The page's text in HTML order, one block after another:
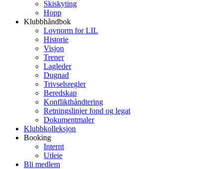
Skiskyting
Hopp
Klubbhåndbok
Lovnorm for LIL
Historie
Visjon
Trener
Lagleder
Dugnad
Trivselsregler
Beredskap
Konflikthåndtering
Retningslinjer fond og legat
Dokumentmaler
Klubbkolleksjon
Booking
Internt
Utleie
Bli medlem